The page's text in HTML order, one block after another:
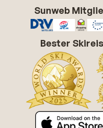
Sunweb
Bester